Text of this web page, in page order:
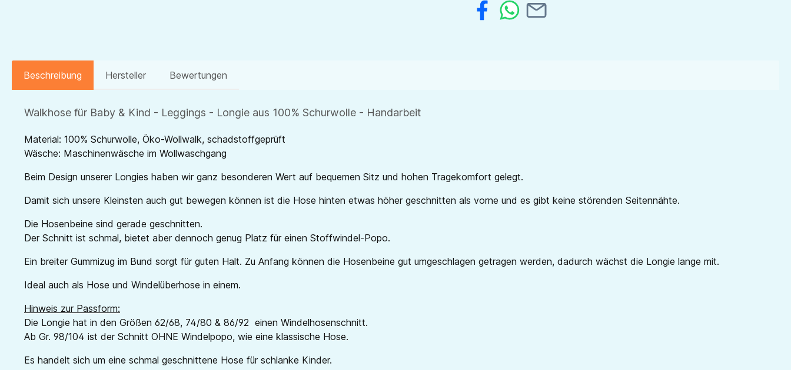
Beschreibung Hersteller Bewertungen
Walkhose für Baby & Kind - Leggings - Longie aus 100% Schurwolle - Handarbeit
Material: 100% Schurwolle, Öko-Wollwalk, schadstoffgeprüft
Wäsche: Maschinenwäsche im Wollwaschgang
Beim Design unserer Longies haben wir ganz besonderen Wert auf bequemen Sitz und hohen Tragekomfort gelegt.
Damit sich unsere Kleinsten auch gut bewegen können ist die Hose hinten etwas höher geschnitten als vorne und es gibt keine störenden Seitennähte.
Die Hosenbeine sind gerade geschnitten.
Der Schnitt ist schmal, bietet aber dennoch genug Platz für einen Stoffwindel-Popo.
Ein breiter Gummizug im Bund sorgt für guten Halt. Zu Anfang können die Hosenbeine gut umgeschlagen getragen werden, dadurch wächst die Longie lange mit.
Ideal auch als Hose und Windelüberhose in einem.
Hinweis zur Passform:
Die Longie hat in den Größen 62/68, 74/80 & 86/92 einen Windelhosenschnitt.
Ab Gr. 98/104 ist der Schnitt OHNE Windelpopo, wie eine klassische Hose.
Es handelt sich um eine schmal geschnittene Hose für schlanke Kinder.